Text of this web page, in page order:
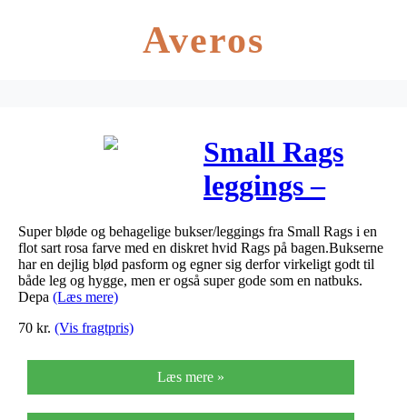
Averos
Small Rags
leggings –
Rosa
Super bløde og behagelige bukser/leggings fra Small Rags i en
flot sart rosa farve med en diskret hvid Rags på bagen.Bukserne
har en dejlig blød pasform og egner sig derfor virkeligt godt til
både leg og hygge, men er også super gode som en natbuks.
Depa (Læs mere)
70 kr. (Vis fragtpris)
Læs mere »